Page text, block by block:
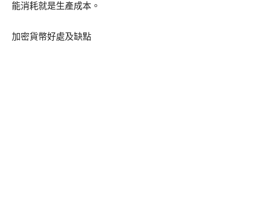
能消耗就是生產成本。
加密貨幣好處及缺點